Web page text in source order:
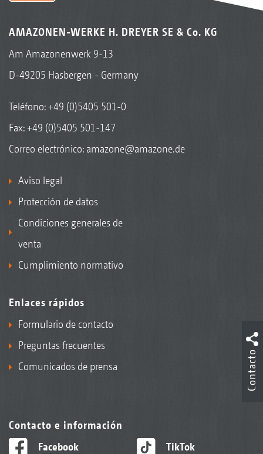
AMAZONEN-WERKE H. DREYER SE & Co. KG
Am Amazonenwerk 9-13
D-49205 Hasbergen - Germany
Teléfono:+49 (0)5405 501-0
Fax: +49 (0)5405 501-147
Correo electrónico: amazone@amazone.de
Aviso legal
Protección de datos
Condiciones generales de
venta
Cumplimiento normativo
Enlaces rápidos
Formulario de contacto
Preguntas frecuentes
Comunicados de prensa
Contacto e información
Facebook
TikTok
Contacto